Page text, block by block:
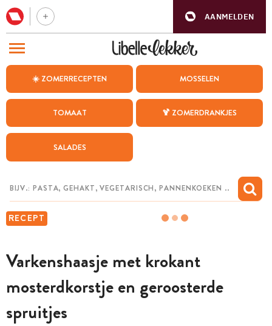
AANMELDEN
☀️ ZOMERRECEPTEN MOSSELEN
TOMAAT 🍹 ZOMERDRANKJES
SALADES
RECEPT
Varkenshaasje met krokant
mosterdkorstje en geroosterde
spruitjes
BEZOEK ONZE ANDERE WEBSITES
WEEKMENU
CHAT MET MAIA
MIJN BEWAARDE RECEPTEN